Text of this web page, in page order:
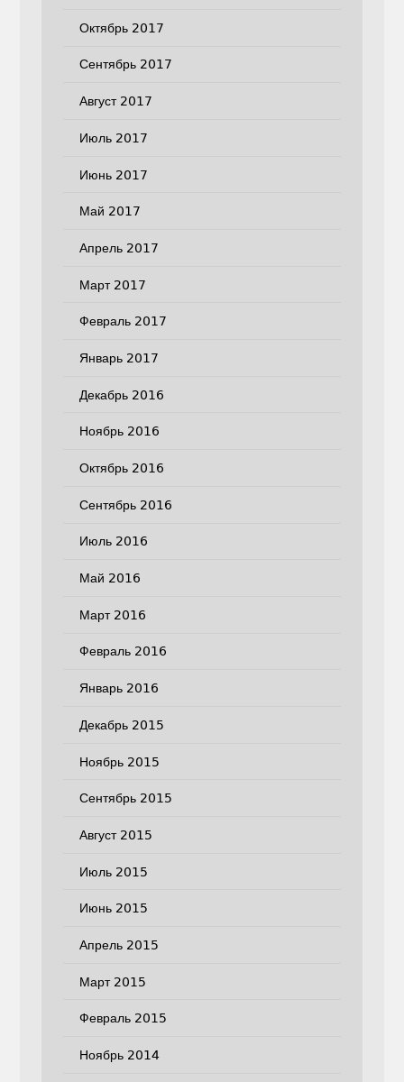
Октябрь 2017
Сентябрь 2017
Август 2017
Июль 2017
Июнь 2017
Май 2017
Апрель 2017
Март 2017
Февраль 2017
Январь 2017
Декабрь 2016
Ноябрь 2016
Октябрь 2016
Сентябрь 2016
Июль 2016
Май 2016
Март 2016
Февраль 2016
Январь 2016
Декабрь 2015
Ноябрь 2015
Сентябрь 2015
Август 2015
Июль 2015
Июнь 2015
Апрель 2015
Март 2015
Февраль 2015
Ноябрь 2014